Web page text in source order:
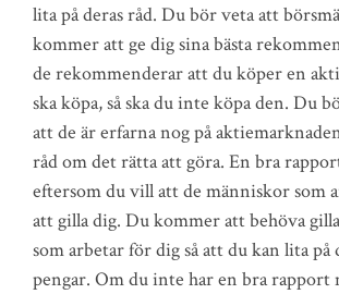
lita på deras råd. Du bör veta att
kommer att ge dig sina bästa
de rekommenderar att du köper en
ska köpa, så ska du inte köpa den. Du
att de är erfarna nog på
råd om det rätta att göra. En bra
eftersom du vill att de människor som
att gilla dig. Du kommer att behöva
som arbetar för dig så att du kan lita på
pengar. Om du inte har en bra rapport